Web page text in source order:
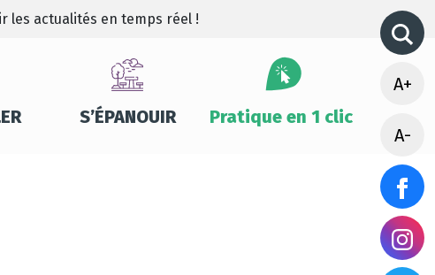
les actualités en temps réel !
S’ÉPANOUIR Pratique en 1 clic
A+
A-